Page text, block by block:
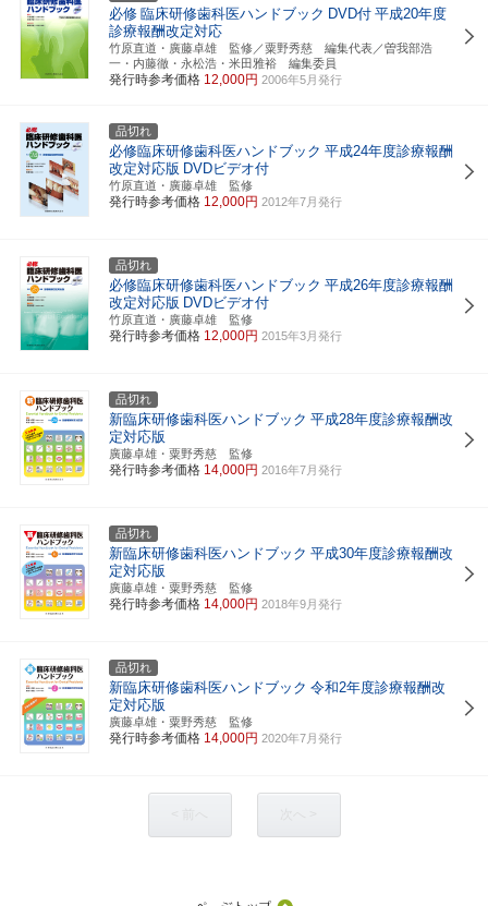
必修 臨床研修歯科医ハンドブック DVD付 平成20年度
診療報酬改定対応
竹原直道・廣藤卓雄 監修／粟野秀慈 編集代表／曽我部浩
一・内藤徹・永松浩・米田雅裕 編集委員
発行時参考価格 12,000円 2006年5月発行
品切れ
必修臨床研修歯科医ハンドブック 平成24年度診療報酬
改定対応版 DVDビデオ付
竹原直道・廣藤卓雄 監修
発行時参考価格 12,000円 2012年7月発行
品切れ
必修臨床研修歯科医ハンドブック 平成26年度診療報酬
改定対応版 DVDビデオ付
竹原直道・廣藤卓雄 監修
発行時参考価格 12,000円 2015年3月発行
品切れ
新臨床研修歯科医ハンドブック 平成28年度診療報酬改
定対応版
廣藤卓雄・粟野秀慈 監修
発行時参考価格 14,000円 2016年7月発行
品切れ
新臨床研修歯科医ハンドブック 平成30年度診療報酬改
定対応版
廣藤卓雄・粟野秀慈 監修
発行時参考価格 14,000円 2018年9月発行
品切れ
新臨床研修歯科医ハンドブック 令和2年度診療報酬改
定対応版
廣藤卓雄・粟野秀慈 監修
発行時参考価格 14,000円 2020年7月発行